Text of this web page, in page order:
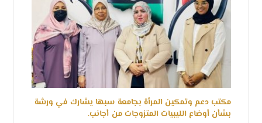
مكتب دعم وتمكين المرأة بجامعة سبها يشارك في ورشة
بشأن أوضاع الليبيات المتزوجات من أجانب.